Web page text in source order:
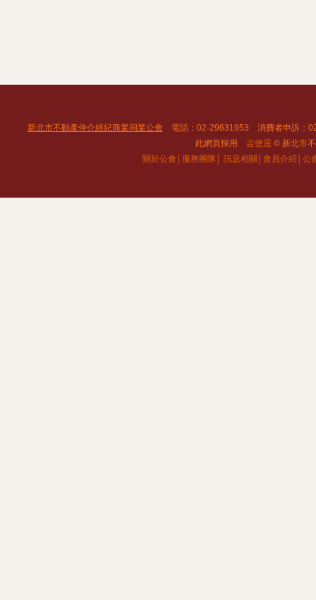
新北市不動產仲介經紀商業同業公會 電話：02-29631953 消費者申訴：
此網頁採用 吉便屋 © 新北市
關於公會│ 服務團隊│ 訊息相關│ 會員介紹│ 公